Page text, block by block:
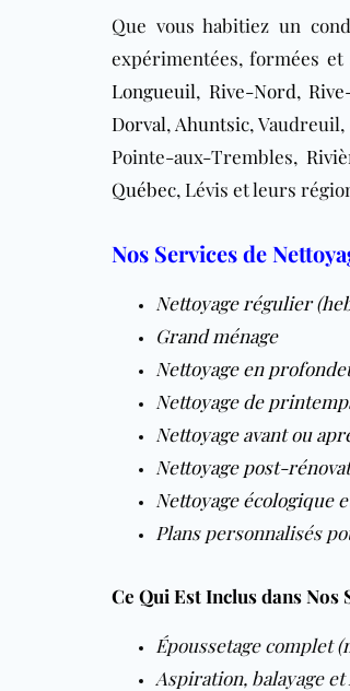
Que vous habitiez un
expérimentées, formées et
Longueuil, Rive-Nord,
Dorval, Ahuntsic, Vaudreuil,
Pointe-aux-Trembles,
Québec, Lévis et leurs
Nos Services de
Nettoyage régulier(
Grand ménage
Nettoyage en
Nettoyage de
Nettoyage avant ou
Nettoyage post-
Nettoyage écologique
Plans personnalisés
Ce Qui Est Inclus dans Nos
Époussetage complet (
Aspiration, balayage et